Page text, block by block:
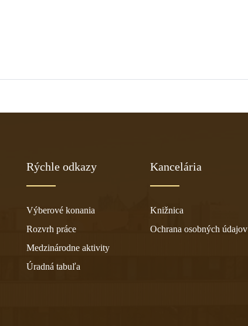
Rýchle odkazy
Výberové konania
Rozvrh práce
Medzinárodne aktivity
Úradná tabuľa
Kancelária
Knižnica
Ochrana osobných údajov